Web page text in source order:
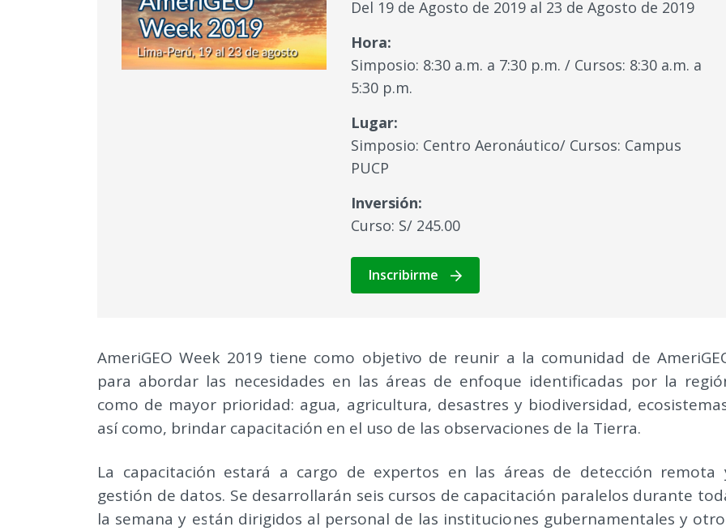
Del 19 de Agosto de 2019 al 23 de Agosto de 2019
Hora:
Simposio: 8:30 a.m. a 7:30 p.m. / Cursos: 8:30 a.m. a
5:30 p.m.
Lugar:
Simposio: Centro Aeronáutico/ Cursos: Campus
PUCP
Inversión:
Curso: S/ 245.00
Inscribirme
AmeriGEO Week 2019 tiene como objetivo de reunir a la comunidad de
para abordar las necesidades en las áreas de enfoque identificadas por la
como de mayor prioridad: agua, agricultura, desastres y biodiversidad,
así como, brindar capacitación en el uso de las observaciones de la Tierra.
La capacitación estará a cargo de expertos en las áreas de detección remota
gestión de datos. Se desarrollarán seis cursos de capacitación paralelos durante
la semana y están dirigidos al personal de las instituciones gubernamentales y